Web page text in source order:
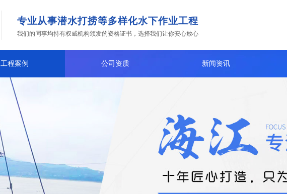
我们的同事均持有权威机构颁发的资格证书，选择我们让你安心放心
专业从事潜水打捞等多样化水下作业工程
工程案例 公司资质 新闻资讯